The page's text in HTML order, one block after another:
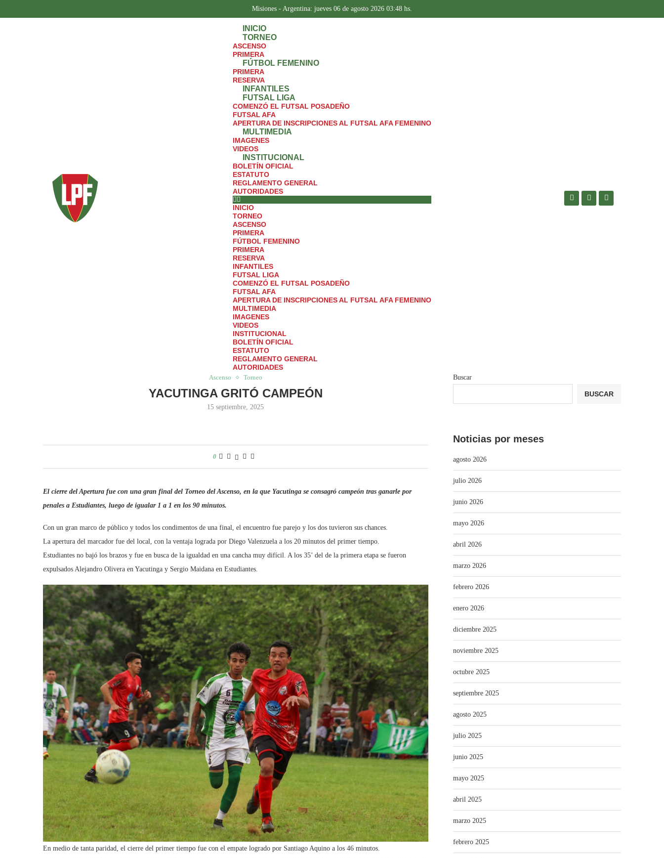
Misiones - Argentina: jueves 06 de agosto 2026 03:48 hs.
INICIO
TORNEO
ASCENSO
PRIMERA
FÚTBOL FEMENINO
PRIMERA
RESERVA
INFANTILES
FUTSAL LIGA
COMENZÓ EL FUTSAL POSADEÑO
FUTSAL AFA
APERTURA DE INSCRIPCIONES AL FUTSAL AFA FEMENINO
MULTIMEDIA
IMAGENES
VIDEOS
INSTITUCIONAL
BOLETÍN OFICIAL
ESTATUTO
REGLAMENTO GENERAL
AUTORIDADES
INICIO
TORNEO
ASCENSO
PRIMERA
FÚTBOL FEMENINO
PRIMERA
RESERVA
INFANTILES
FUTSAL LIGA
COMENZÓ EL FUTSAL POSADEÑO
FUTSAL AFA
APERTURA DE INSCRIPCIONES AL FUTSAL AFA FEMENINO
MULTIMEDIA
IMAGENES
VIDEOS
INSTITUCIONAL
BOLETÍN OFICIAL
ESTATUTO
REGLAMENTO GENERAL
AUTORIDADES
YACUTINGA GRITÓ CAMPEÓN
Ascenso Torneo
YACUTINGA GRITÓ CAMPEÓN
15 septiembre, 2025
0
El cierre del Apertura fue con una gran final del Torneo del Ascenso, en la que Yacutinga se consagró campeón tras ganarle por
penales a Estudiantes, luego de igualar 1 a 1 en los 90 minutos.
Con un gran marco de público y todos los condimentos de una final, el encuentro fue parejo y los dos tuvieron sus chances.
La apertura del marcador fue del local, con la ventaja lograda por Diego Valenzuela a los 20 minutos del primer tiempo.
Estudiantes no bajó los brazos y fue en busca de la igualdad en una cancha muy difícil. A los 35’ del de la primera etapa se fueron
expulsados Alejandro Olivera en Yacutinga y Sergio Maidana en Estudiantes.
En medio de tanta paridad, el cierre del primer tiempo fue con el empate logrado por Santiago Aquino a los 46 minutos.
Buscar
BUSCAR
Noticias por meses
agosto 2026
julio 2026
junio 2026
mayo 2026
abril 2026
marzo 2026
febrero 2026
enero 2026
diciembre 2025
noviembre 2025
octubre 2025
septiembre 2025
agosto 2025
julio 2025
junio 2025
mayo 2025
abril 2025
marzo 2025
febrero 2025